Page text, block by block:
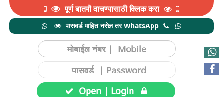
पूर्ण बातमी वाचण्यासाठी क्लिक करा
पासवर्ड माहित नसेल तर WhatsApp
Open | Login